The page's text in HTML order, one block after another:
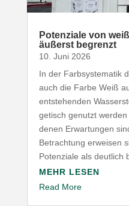
Poten­ziale von
äußerst begrenzt
10. Juni 2026
In der Farb­sys­te­matik
auch die Farbe Weiß
entste­henden
ge­tisch genutzt
denen Erwar­tungen
Betrachtung erweisen
Poten­ziale als deutlich
MEHR LESEN
Read More